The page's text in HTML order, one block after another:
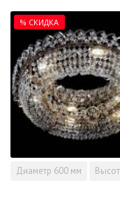
% СКИДКА
Диаметр 600 мм